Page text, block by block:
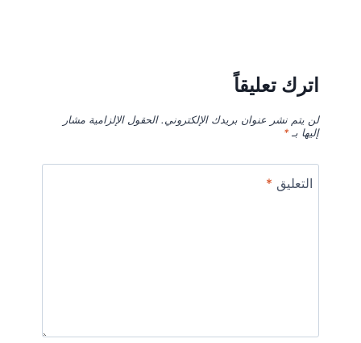
اترك تعليقاً
لن يتم نشر عنوان بريدك الإلكتروني. الحقول الإلزامية مشار
إليها بـ*
التعليق *